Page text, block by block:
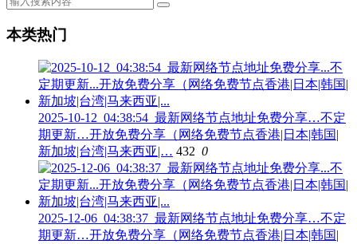
本类热门
2025-10-12_04:38:54_最新网络节点地址免费分享…不定
期更新…开放免费分享（网络免费节点香港|日本|韩国|
新加坡|台湾|马来西亚|… 432 0
2025-12-06_04:38:37_最新网络节点地址免费分享…不定
期更新…开放免费分享（网络免费节点香港|日本|韩国|